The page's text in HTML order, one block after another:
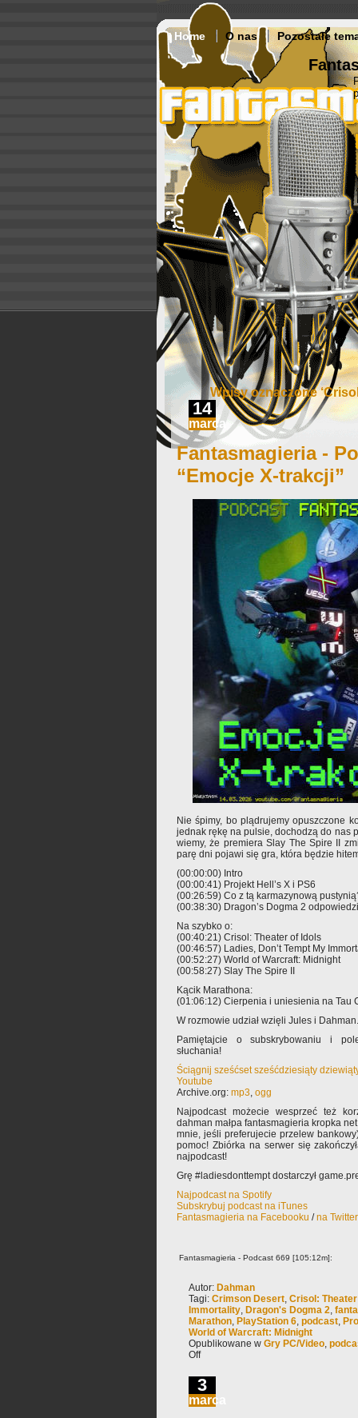
Home O nas Pozostałe
Wpisy oznaczone
14
marca
Fantasmagieria -
“Emocje X-trakcji”
Nie śpimy, bo plądrujemy opuszczone
jednak rękę na pulsie, dochodzą do nas
wiemy, że premiera Slay The Spire II
parę dni pojawi się gra, która będzie
(00:00:00) Intro
(00:00:41) Projekt Hell’s X i PS6
(00:26:59) Co z tą karmazynową
(00:38:30) Dragon’s Dogma 2
Na szybko o:
(00:40:21) Crisol: Theater of Idols
(00:46:57) Ladies, Don’t Tempt My
(00:52:27) World of Warcraft: Midnight
(00:58:27) Slay The Spire II
Kącik Marathona:
(01:06:12) Cierpenia i uniesienia na Tau
W rozmowie udział wzięli Jules i Dahman.
Pamiętajcie o subskrybowaniu i
słuchania!
Ściągnij sześćset sześćdziesiąty
Youtube
Archive.org: mp3, ogg
Najpodcast możecie wesprzeć też
dahman małpa fantasmagieria kropka
mnie, jeśli preferujecie przelew
pomoc! Zbiórka na serwer się
najpodcast!
Grę #ladiesdonttempt dostarczył
Najpodcast na Spotify
Subskrybuj podcast na iTunes
Fantasmagieria na Facebooku /na
Fantasmagieria - Podcast 669 [105:12m]:
Autor: Dahman
Tagi: Crimson Desert, Crisol:
Immortality, Dragon's Dogma 2,
Marathon, PlayStation 6, podcast,
World of Warcraft: Midnight
Opublikowane w Gry PC/Video,
Off
3
marca